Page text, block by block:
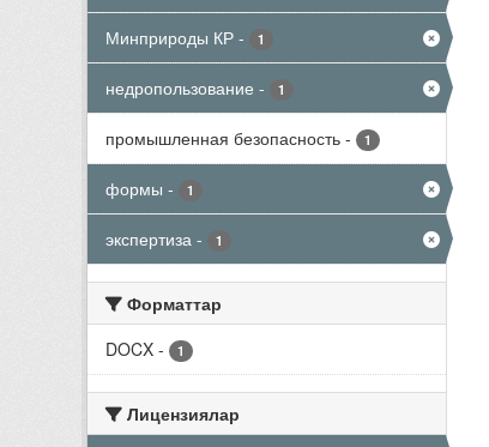
Минприроды КР - 1
недропользование - 1
промышленная безопасность - 1
формы - 1
экспертиза - 1
Форматтар
DOCX - 1
Лицензиялар